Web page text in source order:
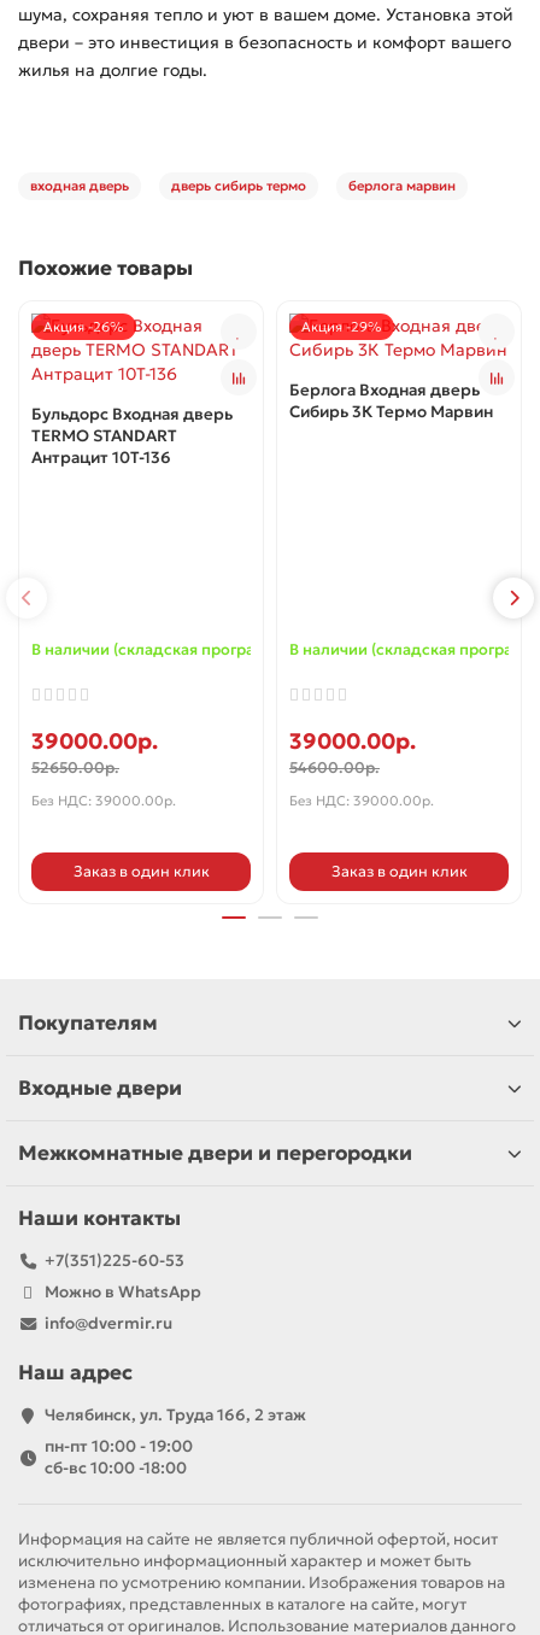
шума, сохраняя тепло и уют в вашем доме. Установка этой
двери – это инвестиция в безопасность и комфорт вашего
жилья на долгие годы.
входная дверь дверь сибирь термо берлога марвин
Похожие товары
Акция -26%
Бульдорс Входная дверь
TERMO STANDART
Антрацит 10Т-136
В наличии (складская программа) ✓
39000.00р.
52650.00р.
Без НДС: 39000.00р.
Заказ в один клик
Акция -29%
Берлога Входная дверь
Сибирь 3К Термо Марвин
В наличии (складская
39000.00р.
54600.00р.
Без НДС: 39000.00р.
Заказ в один клик
Покупателям
Входные двери
Межкомнатные двери и перегородки
Наши контакты
+7(351)225-60-53
Можно в WhatsApp
info@dvermir.ru
Наш адрес
Челябинск, ул. Труда 166, 2 этаж
пн-пт 10:00 - 19:00
сб-вс 10:00 -18:00
Информация на сайте не является публичной офертой, носит
исключительно информационный характер и может быть
изменена по усмотрению компании. Изображения товаров на
фотографиях, представленных в каталоге на сайте, могут
отличаться от оригиналов. Использование материалов данного